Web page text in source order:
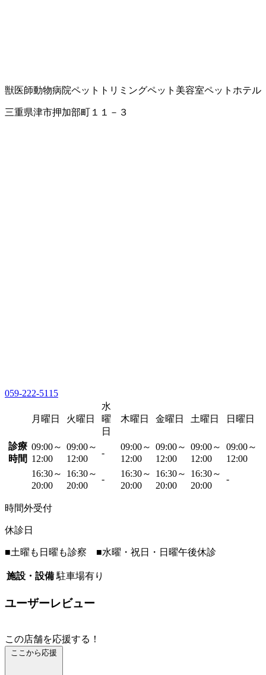
獣医師動物病院ペットトリミングペット美容室ペットホテル
三重県津市押加部町１１－３
059-222-5115
月曜日 火曜日
水
曜
日
木曜日 金曜日 土曜日 日曜日
診療
時間
09:00～
12:00
09:00～
12:00
-
09:00～
12:00
09:00～
12:00
09:00～
12:00
09:00～
12:00
16:30～
20:00
16:30～
20:00
-
16:30～
20:00
16:30～
20:00
16:30～
20:00
-
時間外受付
休診日
■土曜も日曜も診察 ■水曜・祝日・日曜午後休診
施設・設備 駐車場有り
ユーザーレビュー
この店舗を応援する！
ここから応援